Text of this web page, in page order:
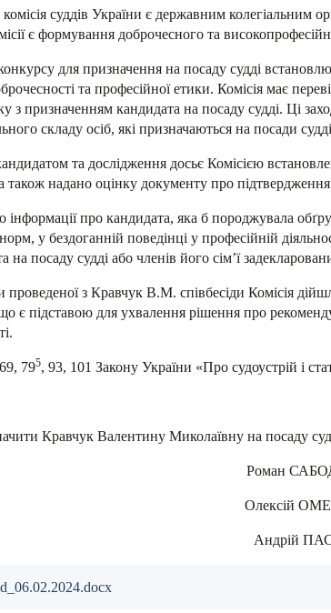
суддів України є державним колегіальним
є формування доброчесного та
для призначення на посаду судді
та професійної етики. Комісія має
з призначенням кандидата на посаду судді. Ці
складу осіб, які призначаються на посади
та дослідження досьє Комісією
також надано оцінку документу про
про кандидата, яка б породжувала
у бездоганній поведінці у професійній
на посаду судді або членів його сім’ї
проведеної з Кравчук В.М. співбесіди Комісія
є підставою для ухвалення рішення про
795, 93, 101 Закону України «Про судоустрій і
Кравчук Валентину Миколаївну на посаду
Роман САБОДАШ
Олексій ОМЕЛЬЯН
ПАСІЧНИК